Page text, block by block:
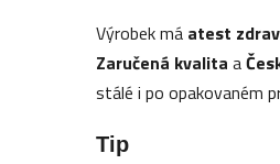
Výrobek má atest
Zaručená kvalita a
stálé i po opakovaném
Tip